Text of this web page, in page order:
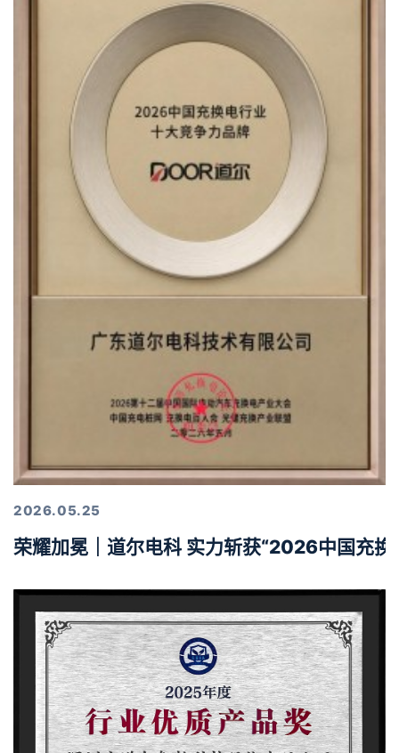
2026.05.25
荣耀加冕｜道尔电科 实力斩获“2026中国充换